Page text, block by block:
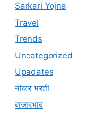
Sarkari Yojna
Travel
Trends
Uncategorized
Upadates
नोकर भरती
बाजारभाव